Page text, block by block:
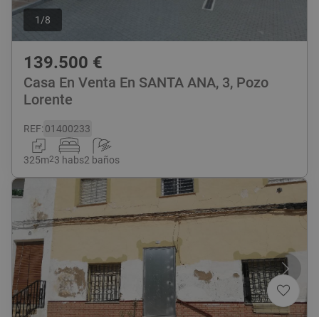
1 /8
139.500 €
Casa En Venta En SANTA ANA, 3, Pozo
Lorente
REF:01400233
325m23 habs2 baños